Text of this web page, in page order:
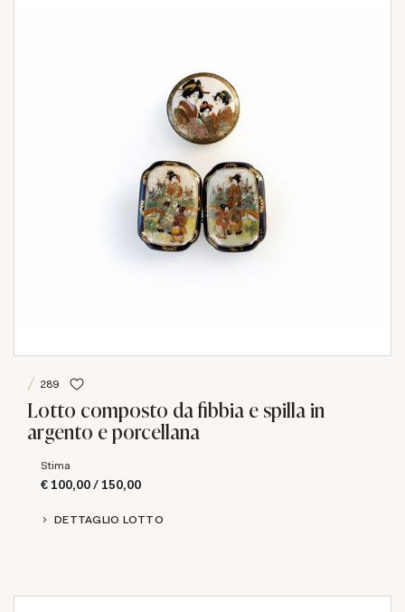
289
Lotto composto da fibbia e spilla in
argento e porcellana
Stima
€ 100,00 / 150,00
DETTAGLIO LOTTO